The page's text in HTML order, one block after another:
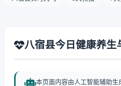
八宿县今日健康养生
本页面内容由人工智能辅助